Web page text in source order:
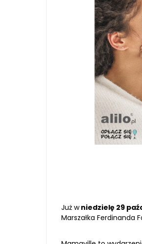
Już wniedzielę 29
Marszałka Ferdinanda